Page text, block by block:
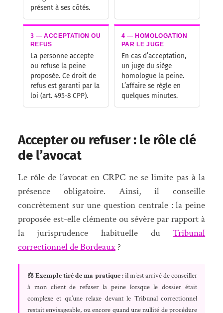
présent à ses côtés.
3 — ACCEPTATION OU
REFUS
La personne accepte
ou refuse la peine
proposée. Ce droit de
refus est garanti par la
loi (art. 495-8 CPP).
4 — HOMOLOGATION
PAR LE JUGE
En cas d’acceptation,
un juge du siège
homologue la peine.
L’affaire se règle en
quelques minutes.
Accepter ou refuser : le rôle clé
de l’avocat
Le rôle de l’avocat en CRPC ne se limite pas à la
présence obligatoire. Ainsi, il conseille
concrètement sur une question centrale : la peine
proposée est-elle clémente ou sévère par rapport à
la jurisprudence habituelle duTribunal
correctionnel de Bordeaux?
⚖ Exemple tiré de ma pratique :il m’est arrivé de conseiller
à mon client de refuser la peine lorsque le dossier était
complexe et qu’une relaxe devant le Tribunal correctionnel
restait envisageable, ou encore quand une nullité de procédure